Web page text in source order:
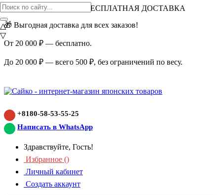
ВНИМАНИЕ АКЦИЯ!
БЕСПЛАТНАЯ ДОСТАВКА
🎁 Выгодная доставка для всех заказов!
От 20 000 ₽ — бесплатно.
До 20 000 ₽ — всего 500 ₽, без ограничений по весу.
+8180-58-53-55-25
Написать в WhatsApp
Здравствуйте, Гость!
Избранное ()
Личный кабинет
Создать аккаунт
△
▽